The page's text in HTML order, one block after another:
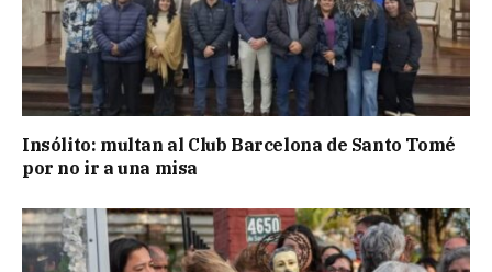
Insólito: multan al Club Barcelona de Santo Tomé
por no ir a una misa